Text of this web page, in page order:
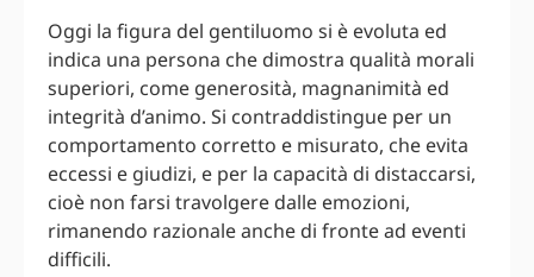
Oggi la figura del gentiluomo si è evoluta ed
indica una persona che dimostra qualità morali
superiori, come generosità, magnanimità ed
integrità d’animo. Si contraddistingue per un
comportamento corretto e misurato, che evita
eccessi e giudizi, e per la capacità di distaccarsi,
cioè non farsi travolgere dalle emozioni,
rimanendo razionale anche di fronte ad eventi
difficili.